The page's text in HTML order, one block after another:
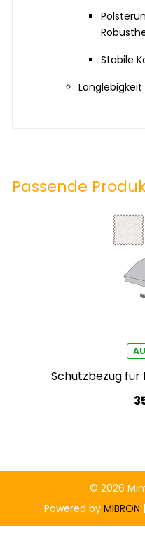
Stabile
Langlebigkeit
Passende
Schutzbezug
© 2026
Powered by MIBRON